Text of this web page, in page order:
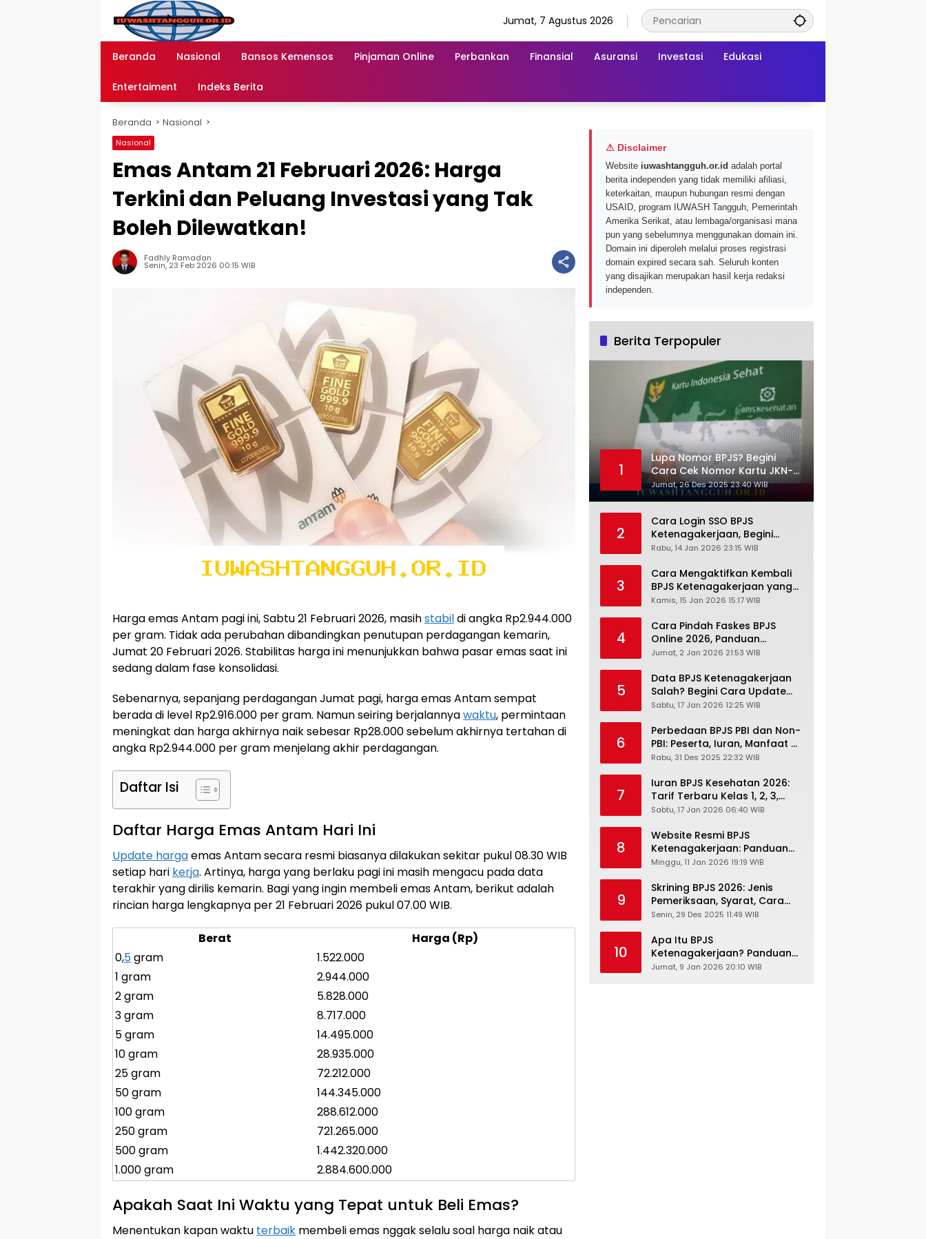
Jumat, 7 Agustus 2026
Beranda Nasional Bansos Kemensos Pinjaman Online Perbankan Finansial Asuransi Investasi Edukasi
Entertaiment Indeks Berita
Beranda Nasional
Nasional
Emas Antam 21 Februari 2026: Harga
Terkini dan Peluang Investasi yang Tak
Boleh Dilewatkan!
Fadhly Ramadan
Senin, 23 Feb 2026 00:15 WIB
Harga emas Antam pagi ini, Sabtu 21 Februari 2026, masihstabildi angka Rp2.944.000
per gram. Tidak ada perubahan dibandingkan penutupan perdagangan kemarin,
Jumat 20 Februari 2026. Stabilitas harga ini menunjukkan bahwa pasar emas saat ini
sedang dalam fase konsolidasi.
Sebenarnya, sepanjang perdagangan Jumat pagi, harga emas Antam sempat
berada di level Rp2.916.000 per gram. Namun seiring berjalannyawaktu, permintaan
meningkat dan harga akhirnya naik sebesar Rp28.000 sebelum akhirnya tertahan di
angka Rp2.944.000 per gram menjelang akhir perdagangan.
Daftar Isi
Daftar Harga Emas Antam Hari Ini
Update hargaemas Antam secara resmi biasanya dilakukan sekitar pukul 08.30 WIB
setiap hari kerja. Artinya, harga yang berlaku pagi ini masih mengacu pada data
terakhir yang dirilis kemarin. Bagi yang ingin membeli emas Antam, berikut adalah
rincian harga lengkapnya per 21 Februari 2026 pukul 07.00 WIB.
Berat
Harga (Rp)
0,5gram
1.522.000
1 gram
2.944.000
2 gram
5.828.000
3 gram
8.717.000
5 gram
14.495.000
10 gram
28.935.000
25 gram
72.212.000
50 gram
144.345.000
100 gram
288.612.000
250 gram
721.265.000
500 gram
1.442.320.000
1.000 gram
2.884.600.000
Apakah Saat Ini Waktu yang Tepat untuk Beli Emas?
Menentukan kapan waktu terbaik membeli emas nggak selalu soal harga naik atau
⚠ Disclaimer
Website iuwashtangguh.or.id adalah portal
berita independen yang tidak memiliki afiliasi,
keterkaitan, maupun hubungan resmi dengan
USAID, program IUWASH Tangguh, Pemerintah
Amerika Serikat, atau lembaga/organisasi mana
pun yang sebelumnya menggunakan domain ini.
Domain ini diperoleh melalui proses registrasi
domain expired secara sah. Seluruh konten
yang disajikan merupakan hasil kerja redaksi
independen.
Berita Terpopuler
1
Lupa Nomor BPJS? Begini
Cara Cek Nomor Kartu JKN-
KIS dengan NIK KTP
Jumat, 26 Des 2025 23:40 WIB
2
Cara Login SSO BPJS
Ketenagakerjaan, Begini
Tutorial Lengkap dan
Rabu, 14 Jan 2026 23:15 WIB
3
Cara Mengaktifkan Kembali
BPJS Ketenagakerjaan yang
Nonaktif, Begini Panduan
Kamis, 15 Jan 2026 15:17 WIB
4
Cara Pindah Faskes BPJS
Online 2026, Panduan
Lengkap via Mobile JKN,
Cabang
Jumat, 2 Jan 2026 21:53 WIB
5
Data BPJS Ketenagakerjaan
Salah? Begini Cara Update
Rekening, Alamat, HP di JMO
Sabtu, 17 Jan 2026 12:25 WIB
6
Perbedaan BPJS PBI dan Non-
PBI: Peserta, Iuran, Manfaat &
Masa Berlaku Terbaru 2026
Rabu, 31 Des 2025 22:32 WIB
7
Iuran BPJS Kesehatan 2026:
Tarif Terbaru Kelas 1, 2, 3,
Cara Bayar, Denda &
JKN-KIS
Sabtu, 17 Jan 2026 06:40 WIB
8
Website Resmi BPJS
Ketenagakerjaan: Panduan
Lengkap Akses dan Fitur
Minggu, 11 Jan 2026 19:19 WIB
9
Skrining BPJS 2026: Jenis
Pemeriksaan, Syarat, Cara
Daftar & Cek Riwayat
Senin, 29 Des 2025 11:49 WIB
10
Apa Itu BPJS
Ketenagakerjaan? Panduan
Lengkap untuk Pekerja dan
Jumat, 9 Jan 2026 20:10 WIB